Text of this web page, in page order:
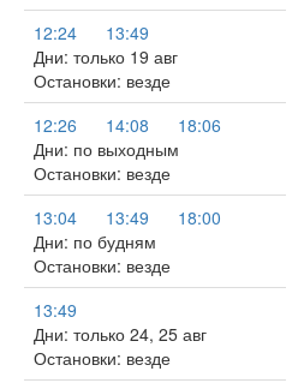
12:24
13:49
Дни: только 19 авг
Остановки: везде
12:26
14:08
18:06
Дни: по выходным
Остановки: везде
13:04
13:49
18:00
Дни: по будням
Остановки: везде
13:49
Дни: только 24, 25 авг
Остановки: везде